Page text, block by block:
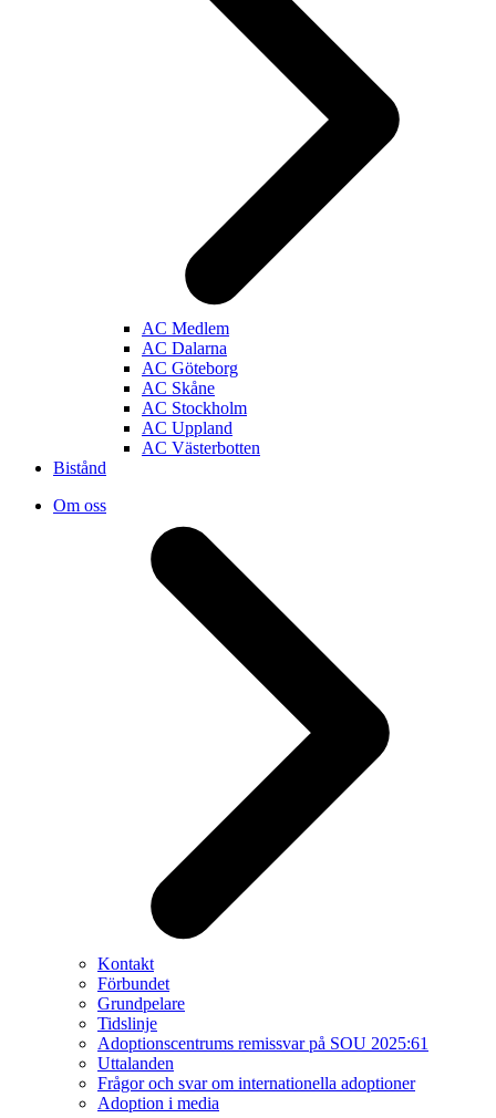
AC Medlem
AC Dalarna
AC Göteborg
AC Skåne
AC Stockholm
AC Uppland
AC Västerbotten
Bistånd
Om oss
Kontakt
Förbundet
Grundpelare
Tidslinje
Adoptionscentrums remissvar på SOU 2025:61
Uttalanden
Frågor och svar om internationella adoptioner
Adoption i media